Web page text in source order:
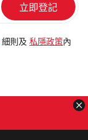
細則及 私隱政策 內